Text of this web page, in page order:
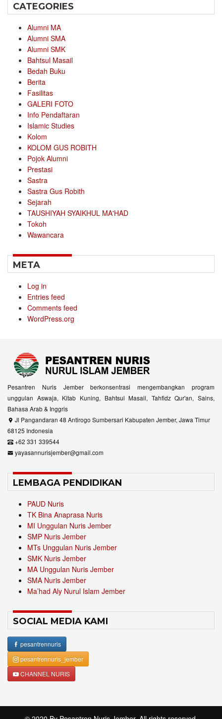
CATEGORIES
Alumni MA
Alumni SMA
Alumni SMK
Bahtsul Masail
Bedah Buku
Berita
Fasilitas
GALERI FOTO
Info Pendaftaran
Islamic Studies
Kolom
KOLOM GUS ROBITH
Pojok Alumni
Prestasi
Sastra
Sastra Gus Robith
Sejarah
TAUSHIYAH SYAIKHUL MA'HAD
Tokoh
Wawancara
META
Log in
Entries feed
Comments feed
WordPress.org
Pesantren Nuris Jember berkonsentrasi mengembangkan program
unggulan Aswaja, Kitab Kuning, Bahtsul Masail, Tahfidz Qur'an, Sains,
Bahasa Arab & Inggris
Jl Pangandaran 48 Antirogo Sumbersari Kabupaten Jember, Jawa Timur
68125 Indonesia
+62 331 339544
yayasannurisjember@gmail.com
LEMBAGA PENDIDIKAN
PAUD Nuris
TK Bina Anaprasa Nuris
MI Unggulan Nuris Jember
SMP Nuris Jember
MTs Unggulan Nuris Jember
SMK Nuris Jember
MA Unggulan Nuris Jember
SMA Nuris Jember
Ma’had Aly Nurul Islam Jember
SOCIAL MEDIA KAMI
pesantrennuris
pesantrennuris_jember
CHANNEL NURIS